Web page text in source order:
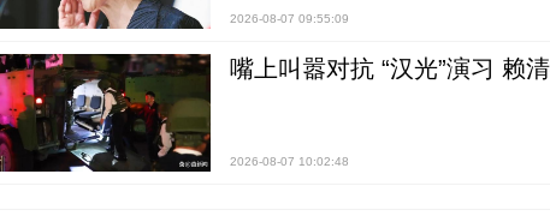
2026-08-07 09:55:09
嘴上叫嚣对抗 “汉光”演习 赖
2026-08-07 10:02:48